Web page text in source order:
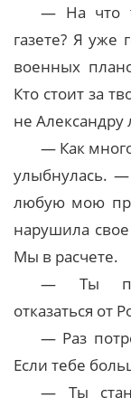
— На что
газете? Я уже
военных
Кто стоит за
не Александру
— Как
улыбнулась.
любую мою
нарушила
Мы в расчете.
— Ты
отказаться от
— Раз
Если тебе
— Ты